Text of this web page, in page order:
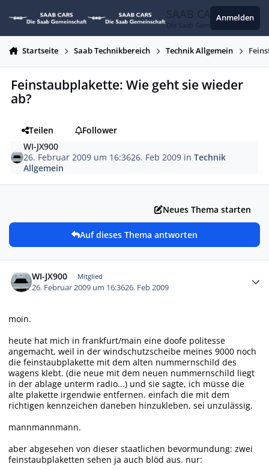
SAAB CARS
Die Saab Gemeinschaft
Anmelden
Startseite Saab Technikbereich Technik Allgemein
Feinstaubplakette: Wie geht sie wieder
ab?
Teilen
Follower
WI-JX900
26. Februar 2009 um 16:3626. Feb 2009 inTechnik
Allgemein
Neues Thema starten
Auf dieses Thema antworten
WI-JX900 Mitglied
26. Februar 2009 um 16:3626. Feb 2009
moin.
heute hat mich in frankfurt/main eine doofe politesse
angemacht, weil in der windschutzscheibe meines 9000 noch
die feinstaubplakette mit dem alten nummernschild des
wagens klebt. (die neue mit dem neuen nummernschild liegt
in der ablage unterm radio...) und sie sagte, ich müsse die
alte plakette irgendwie entfernen. einfach die mit dem
richtigen kennzeichen daneben hinzukleben, sei unzulässig.
mannmannmann.
aber abgesehen von dieser staatlichen bevormundung: zwei
feinstaubplaketten sehen ja auch blöd aus. nur: